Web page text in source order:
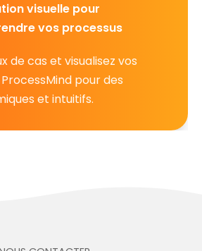
visuelle pour
vos processus
de cas et visualisez vos
pour des
et intuitifs.